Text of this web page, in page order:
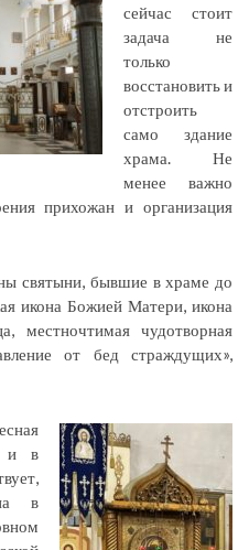
сейчас стоит
задача не
только
восстановить и
отстроить
само здание
храма. Не
менее важно
прихожан и организация
святыни, бывшие в храме до
икона Божией Матери, икона
местночтимая чудотворная
от бед страждущих»,
и в
в